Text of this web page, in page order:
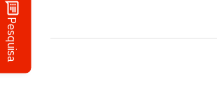
Pesquisa